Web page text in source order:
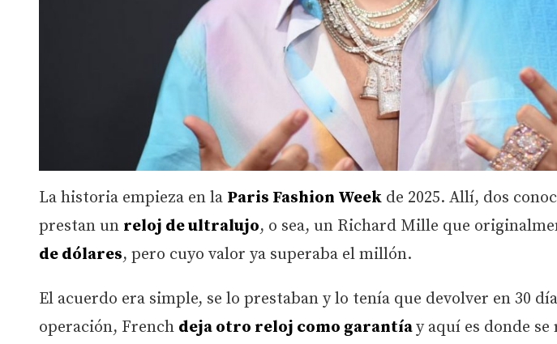
La historia empieza en la Paris Fashion Week de 2025. Allí, dos
prestan un reloj de ultralujo, o sea, un Richard Mille que
de dólares, pero cuyo valor ya superaba el millón.
El acuerdo era simple, se lo prestaban y lo tenía que devolver en 30
operación, French deja otro reloj como garantíay aquí es donde